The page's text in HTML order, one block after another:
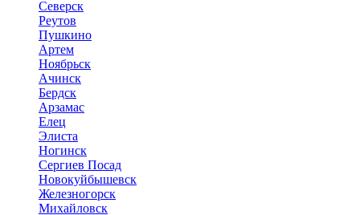
Северск
Реутов
Пушкино
Артем
Ноябрьск
Ачинск
Бердск
Арзамас
Елец
Элиста
Ногинск
Сергиев Посад
Новокуйбышевск
Железногорск
Михайловск